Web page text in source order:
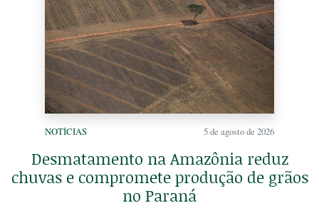
NOTÍCIAS 5 de agosto de 2026
Desmatamento na Amazônia reduz
chuvas e compromete produção de grãos
no Paraná